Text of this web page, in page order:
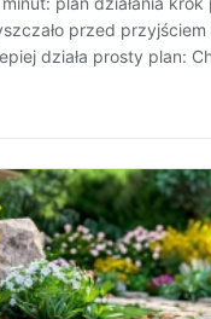
przed
działa prosty plan: